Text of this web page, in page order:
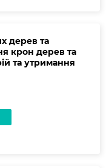
дерев та
крон дерев та
та утримання